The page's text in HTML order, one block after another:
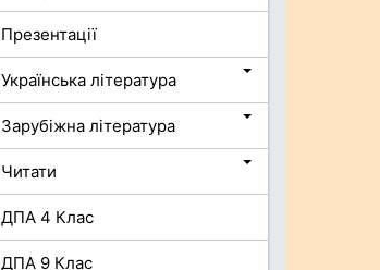
Презентації
Українська література
Зарубіжна література
Читати
ДПА 4 Клас
ДПА 9 Клас